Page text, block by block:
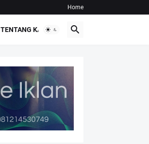
Home
TENTANG KAMI